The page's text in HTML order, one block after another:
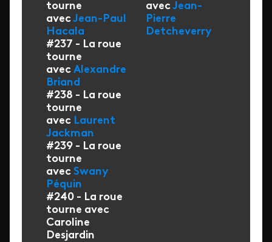
tourne
avecJean-Paul
Hacala
#237 - La roue
tourne
avec Alexandre
Briand
#238 - La roue
tourne
avec Laurent
Jackman
#239 - La roue
tourne
avec Swany
Péquin
#240 - La roue
tourne avec
Caroline
Desjardin
avecJean-
Pierre
Detcheverry